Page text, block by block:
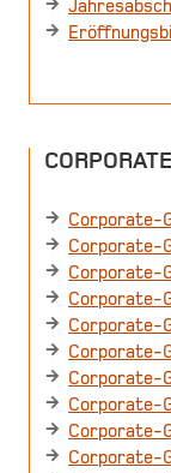
Corporate-
Corporate-
Corporate-
Corporate-
Corporate-
Corporate-
Corporate-
Corporate-
Corporate-
Corporate-